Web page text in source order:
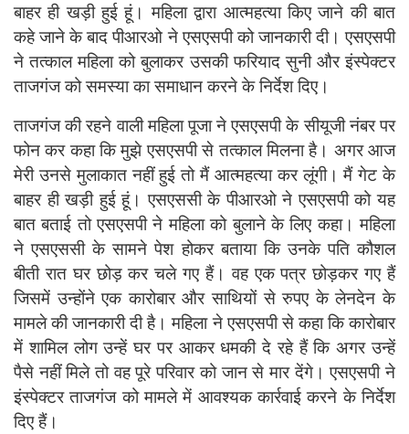
बाहर ही खड़ी हुई हूं। महिला द्वारा आत्महत्या किए जाने की बात
कहे जाने के बाद पीआरओ ने एसएसपी को जानकारी दी। एसएसपी
ने तत्काल महिला को बुलाकर उसकी फरियाद सुनी और इंस्पेक्टर
ताजगंज को समस्या का समाधान करने के निर्देश दिए।
ताजगंज की रहने वाली महिला पूजा ने एसएसपी के सीयूजी नंबर पर
फोन कर कहा कि मुझे एसएसपी से तत्काल मिलना है। अगर आज
मेरी उनसे मुलाकात नहीं हुई तो मैं आत्महत्या कर लूंगी। मैं गेट के
बाहर ही खड़ी हुई हूं। एसएससी के पीआरओ ने एसएसपी को यह
बात बताई तो एसएसपी ने महिला को बुलाने के लिए कहा। महिला
ने एसएससी के सामने पेश होकर बताया कि उनके पति कौशल
बीती रात घर छोड़ कर चले गए हैं। वह एक पत्र छोड़कर गए हैं
जिसमें उन्होंने एक कारोबार और साथियों से रुपए के लेनदेन के
मामले की जानकारी दी है। महिला ने एसएसपी से कहा कि कारोबार
में शामिल लोग उन्हें घर पर आकर धमकी दे रहे हैं कि अगर उन्हें
पैसे नहीं मिले तो वह पूरे परिवार को जान से मार देंगे। एसएसपी ने
इंस्पेक्टर ताजगंज को मामले में आवश्यक कार्रवाई करने के निर्देश
दिए हैं।